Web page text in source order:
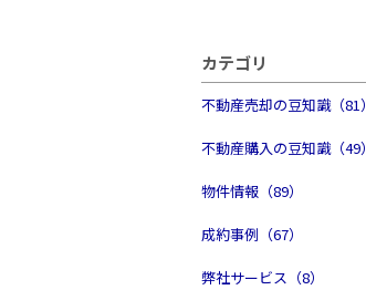
カテゴリ
不動産売却の豆知識（81）
不動産購入の豆知識（49）
物件情報（89）
成約事例（67）
弊社サービス（8）